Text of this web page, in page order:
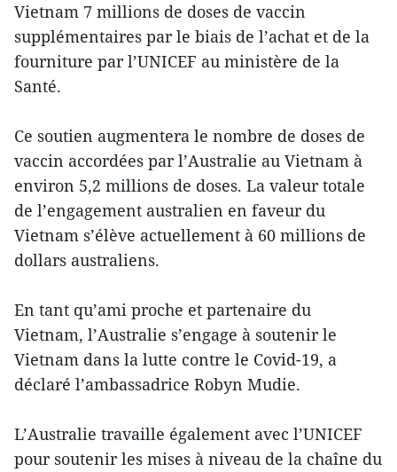
Vietnam 7 millions de doses de vaccin
supplémentaires par le biais de l’achat et de la
fourniture par l’UNICEF au ministère de la
Santé.
Ce soutien augmentera le nombre de doses de
vaccin accordées par l’Australie au Vietnam à
environ 5,2 millions de doses. La valeur totale
de l’engagement australien en faveur du
Vietnam s’élève actuellement à 60 millions de
dollars australiens.
En tant qu’ami proche et partenaire du
Vietnam, l’Australie s’engage à soutenir le
Vietnam dans la lutte contre le Covid-19, a
déclaré l’ambassadrice Robyn Mudie.
L’Australie travaille également avec l’UNICEF
pour soutenir les mises à niveau de la chaîne du